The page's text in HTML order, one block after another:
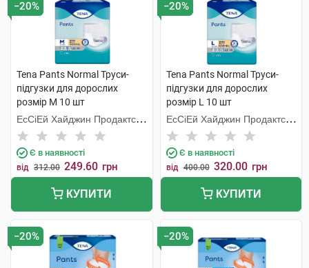
Приналежності та сидіння для туалету
Сечоприймачі
Сидіння для душу і ванни
Судна підкладні
Урологічні прокладки
Ходунки
−20%
Tena Pants Normal Труси-
підгузки для дорослих
розмір M 10 шт
ЕсСіЕй Хайджин Продактс
Хугезанд
Є в наявності
від 312.00 249.60 грн
КУПИТИ
−20%
Tena Pants Normal Труси-
підгузки для дорослих
розмір L 10 шт
ЕсСіЕй Хайджин Продактс
Хугезанд
Є в наявності
від 400.00 320.00 грн
КУПИТИ
−20% −20%